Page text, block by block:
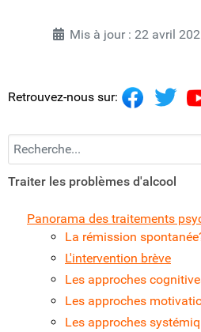
Mis à jour : 22 avril
Retrouvez-nous sur:
Recherchez...
Traiter les problèmes d'alcool
Panorama des traitements
La rémission
L'intervention brève
Les approches
Les approches
Les approches